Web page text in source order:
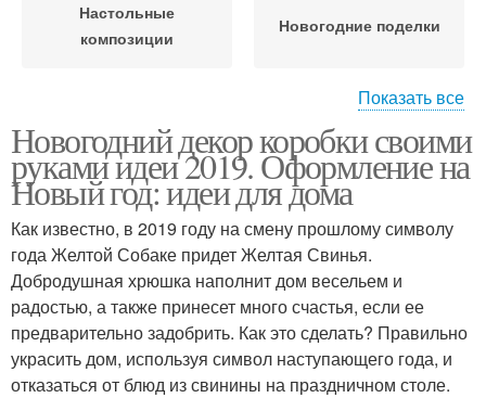
Настольные
композиции
Новогодние поделки
Новогодние игрушки
Новогодние
композиции
Настольная композиция Композиция из веток
Новогодние идеи
Показать все
Новогодний декор коробки своими
руками идеи 2019. Оформление на
Новый год: идеи для дома
Как известно, в 2019 году на смену прошлому символу
года Желтой Собаке придет Желтая Свинья.
Добродушная хрюшка наполнит дом весельем и
радостью, а также принесет много счастья, если ее
предварительно задобрить. Как это сделать? Правильно
украсить дом, используя символ наступающего года, и
отказаться от блюд из свинины на праздничном столе.